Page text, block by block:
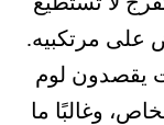
على مرتكبيه.
يقصدون لوم
وغالبًا ما